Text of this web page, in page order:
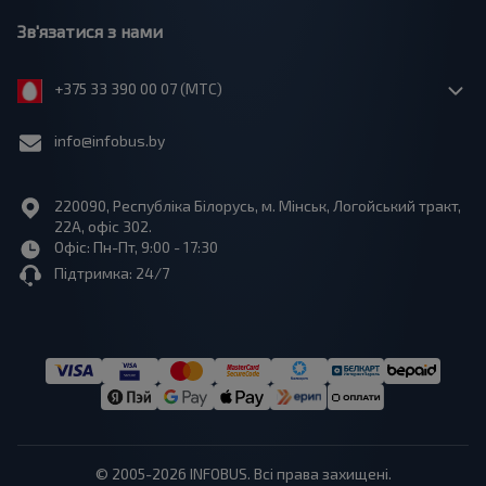
Зв'язатися з нами
+375 33 390 00 07 (МТС)
info@infobus.by
220090, Республіка Білорусь, м. Мінськ, Логойський тракт,
22А, офіс 302.
Офіс: Пн-Пт, 9:00 - 17:30
Підтримка: 24/7
© 2005-2026 INFOBUS. Всі права захищені.